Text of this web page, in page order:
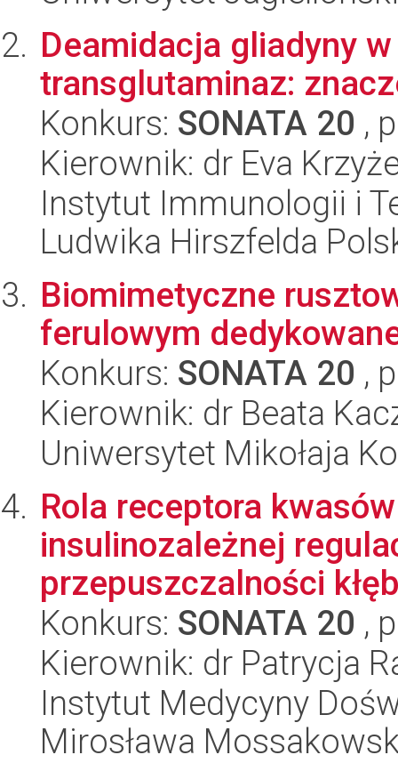
Deamidacja gliadyny
transglutaminaz:
Konkurs: SONATA 20 ,
Kierownik: dr Eva
Instytut Immunologii i
Ludwika Hirszfelda
Biomimetyczne
ferulowym
Konkurs: SONATA 20 ,
Kierownik: dr Beata
Uniwersytet Mikołaja
Rola receptora
insulinozależnej
przepuszczalności
Konkurs: SONATA 20 ,
Kierownik: dr Patrycja
Instytut Medycyny
Mirosława